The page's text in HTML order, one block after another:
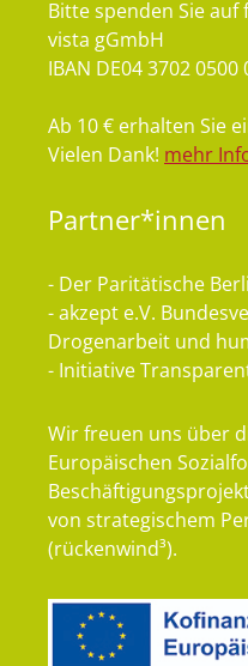
Bitte spenden Sie auf
vista gGmbH
IBAN DE04 3702 0500
Ab 10 € erhalten Sie
Vielen Dank! mehr
Partner*innen
- Der Paritätische
- akzept e.V.
Drogenarbeit und
- Initiative
Wir freuen uns über
Europäischen
von strategischem
(rückenwind³).